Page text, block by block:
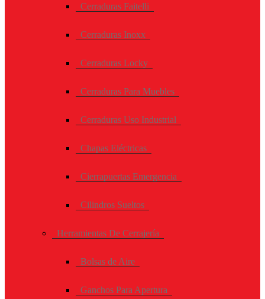
Cerraduras Faitelli
Cerraduras Inoxx
Cerraduras Locky
Cerraduras Para Muebles
Cerraduras Uso Industrial
Chapas Eléctricas
Cierrapuertas Emergencia
Cilindros Sueltos
Herramientas De Cerrajería
Bolsas de Aire
Ganchos Para Apertura